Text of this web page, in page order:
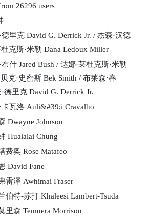
26296 users
David G. Derrick Jr. / 杰森·汉德
克斯·米勒 Dana Ledoux Miller
Jared Bush / 达娜·莱杜克斯·米勒
克·史密斯 Bek Smith / 布莱森·春
德里克 David G. Derrick Jr.
洛 Auli&#39;i Cravalho
Johnson
Chung
Rose Matafeo
Fane
Awhimai Fraser
打 Khaleesi Lambert-Tsuda
Morrison